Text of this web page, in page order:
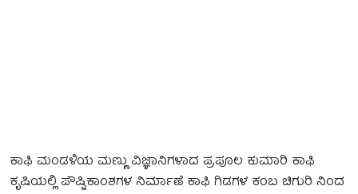
ಕಾಫಿ ಮಂಡಳಿಯ ಮಣ್ಣು ವಿಜ್ಞಾನಿಗಳಾದ ಪ್ರಪೂಲ ಕುಮಾರಿ ಕಾಫಿ
ಕೃಷಿಯಲ್ಲಿ ಪೌಷ್ಟಿಕಾಂಶಗಳ ನಿರ್ಮಾಣೆ ಕಾಫಿ ಗಿಡಗಳ ಕಂಬ ಚಿಗುರಿ ನಿಂದ